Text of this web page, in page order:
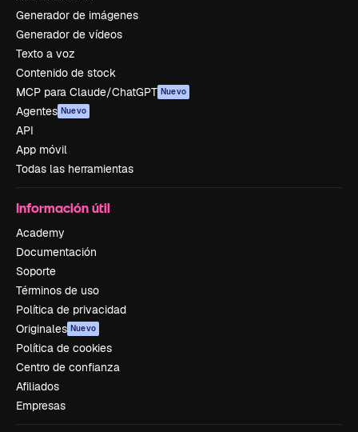
Generador de imágenes
Generador de vídeos
Texto a voz
Contenido de stock
MCP para Claude/ChatGPT Nuevo
Agentes Nuevo
API
App móvil
Todas las herramientas
Información útil
Academy
Documentación
Soporte
Términos de uso
Política de privacidad
Originales Nuevo
Política de cookies
Centro de confianza
Afiliados
Empresas